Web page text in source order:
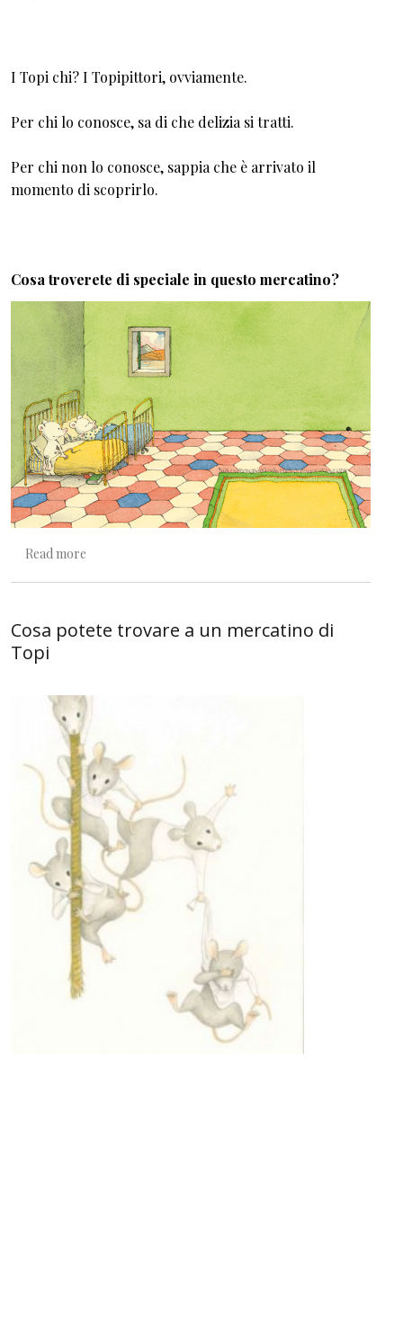
I Topi chi? I Topipittori, ovviamente.
Per chi lo conosce, sa di che delizia si tratti.
Per chi non lo conosce, sappia che è arrivato il
momento di scoprirlo.
Cosa troverete di speciale in questo mercatino?
Read more
Cosa potete trovare a un mercatino di
Topi